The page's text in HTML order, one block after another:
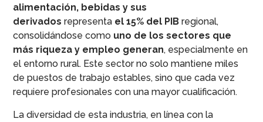
alimentación, bebidas y sus
derivados representa el 15% del PIBregional,
consolidándose como uno de los sectores que
más riqueza y empleo generan, especialmente en
el entorno rural. Este sector no solo mantiene miles
de puestos de trabajo estables, sino que cada vez
requiere profesionales con una mayor cualificación.
La diversidad de esta industria, en línea con la